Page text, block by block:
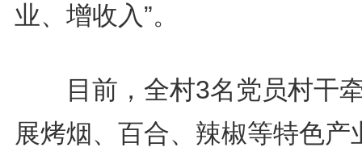
业、增收入”。
目前，全村3名党员村干
展烤烟、百合、辣椒等特色产